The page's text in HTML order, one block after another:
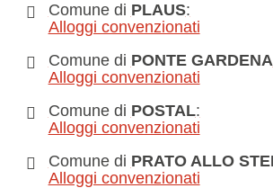
Comune di PLAUS:
Alloggi convenzionati
Comune di PONTE GARDENA
Alloggi convenzionati
Comune di POSTAL:
Alloggi convenzionati
Comune di PRATO ALLO
Alloggi convenzionati